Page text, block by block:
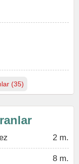
(35)
2 m.
8 m.